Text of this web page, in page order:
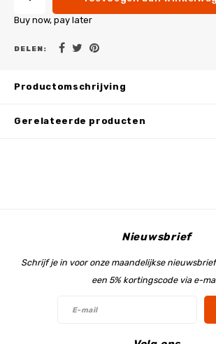
Buy now, pay later
DELEN:
Productomschrijving
Gerelateerde producten
Nieuwsbrief
Schrijf je in voor onze maandelijkse
een 5% kortingscode via e-